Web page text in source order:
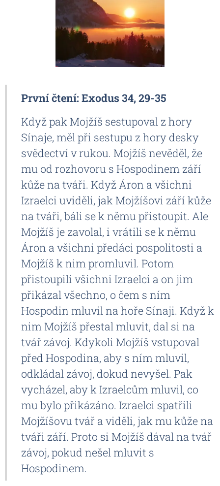
První čtení: Exodus 34, 29-35
Když pak Mojžíš sestupoval z hory
Sínaje, měl při sestupu z hory desky
svědectví v rukou. Mojžíš nevěděl, že
mu od rozhovoru s Hospodinem září
kůže na tváři. Když Áron a všichni
Izraelci uviděli, jak Mojžíšovi září kůže
na tváři, báli se k němu přistoupit. Ale
Mojžíš je zavolal, i vrátili se k němu
Áron a všichni předáci pospolitosti a
Mojžíš k nim promluvil. Potom
přistoupili všichni Izraelci a on jim
přikázal všechno, o čem s ním
Hospodin mluvil na hoře Sínaji. Když k
nim Mojžíš přestal mluvit, dal si na
tvář závoj. Kdykoli Mojžíš vstupoval
před Hospodina, aby s ním mluvil,
odkládal závoj, dokud nevyšel. Pak
vycházel, aby k Izraelcům mluvil, co
mu bylo přikázáno. Izraelci spatřili
Mojžíšovu tvář a viděli, jak mu kůže na
tváři září. Proto si Mojžíš dával na tvář
závoj, pokud nešel mluvit s
Hospodinem.